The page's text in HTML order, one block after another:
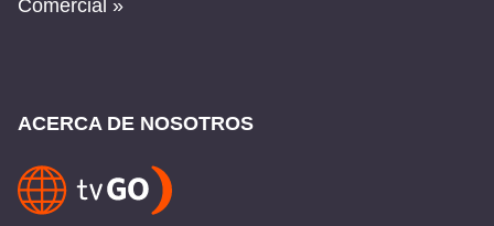
Comercial »
ACERCA DE NOSOTROS